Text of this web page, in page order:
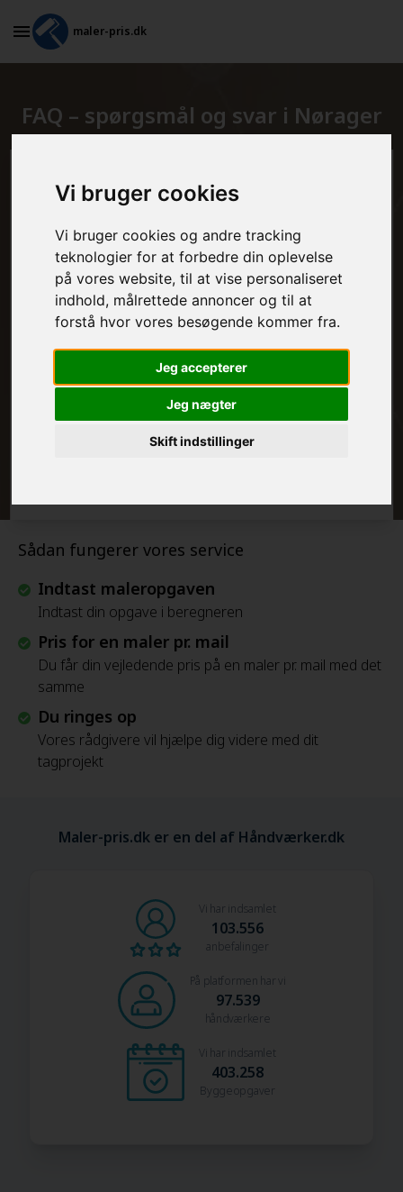
Vi bruger cookies
Vi bruger cookies og andre tracking
teknologier for at forbedre din oplevelse
på vores website, til at vise personaliseret
indhold, målrettede annoncer og til at
forstå hvor vores besøgende kommer fra.
Jeg accepterer
Jeg nægter
Skift indstillinger
maler-pris.dk
FAQ – spørgsmål og svar i Nørager
Sådan fungerer vores service
Indtast maleropgaven
Indtast din opgave i beregneren
Pris for en maler pr. mail
Du får din vejledende pris på en maler pr. mail med det
samme
Du ringes op
Vores rådgivere vil hjælpe dig videre med dit
tagprojekt
Beregn prisen her
MALEROPGAVER - INDVENDIGT:
MALEROPGAVER - UDVENDIGT:
FRAFLYTNINGSPAKKE:
Maler-pris.dk er en del af Håndværker.dk
Vi har indsamlet
103.556
anbefalinger
På platformen har vi
97.539
håndværkere
Vi har indsamlet
403.258
Byggeopgaver